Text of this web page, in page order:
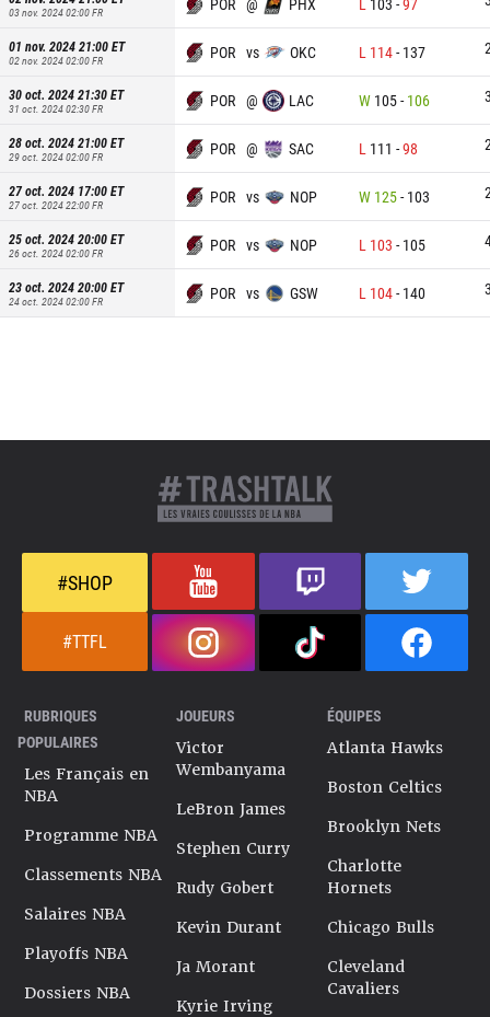
03 nov. 2024 02:00FR
01 nov. 2024 21:00ET
02 nov. 2024 02:00FR POR vs OKC L 114- 137
30 oct. 2024 21:30ET
31 oct. 2024 02:30FR POR @ LAC W 105- 106
28 oct. 2024 21:00ET
29 oct. 2024 02:00FR POR @ SAC L 111 -98
27 oct. 2024 17:00ET
27 oct. 2024 22:00FR POR vs NOP W 125- 103
25 oct. 2024 20:00ET
26 oct. 2024 02:00FR POR vs NOP L 103 - 105
23 oct. 2024 20:00ET
24 oct. 2024 02:00FR POR vs GSW L 104- 140
#SHOP
#TTFL
RUBRIQUES
POPULAIRES
Les Français en
NBA
Programme NBA
Classements NBA
Salaires NBA
Playoffs NBA
Dossiers NBA
JOUEURS
Victor
Wembanyama
LeBron James
Stephen Curry
Rudy Gobert
Kevin Durant
Ja Morant
Kyrie Irving
ÉQUIPES
Atlanta Hawks
Boston Celtics
Brooklyn Nets
Charlotte
Hornets
Chicago Bulls
Cleveland
Cavaliers